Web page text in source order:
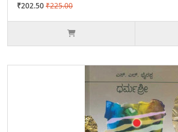
₹202.50₹225.00